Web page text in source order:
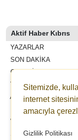
Aktif Haber Kıbrıs
YAZARLAR
SON DAKİKA
GALERİLER
VİDEOLAR
ANKETLER
FİRMA REHBERİ
WİKİ
ŞEHİR REHBERİ
Sitemizde,
internet
amacıyla
Gizlilik Politikası